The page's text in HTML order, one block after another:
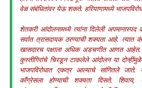
वेळ संबंधितांवर येऊ शकते. हरियाणामध्ये
शेतकरी आंदोलनामध्ये त्यांना दिलेली अपमानास्पद
सर्वात त्रासदायक ठरण्याची शक्यता आहे. त्यात
खासदारच पक्षाला अधिक अडचणीत आणत
कुस्तीगिरांचे चिरडून टाकलेले आंदोलन या
भाजपविरोधात एकत्र आल्याचे सांगितले जाते.
काँग्रेसला होण्याची शक्यता दिसते.